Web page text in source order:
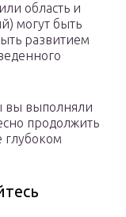
область и
могут быть
развитием
вы выполняли
продолжить
глубоком